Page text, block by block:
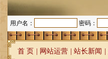
用户名： 密码：
首 页 网站运营 站长新闻